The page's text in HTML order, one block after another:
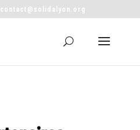
contact@solidalyon.org